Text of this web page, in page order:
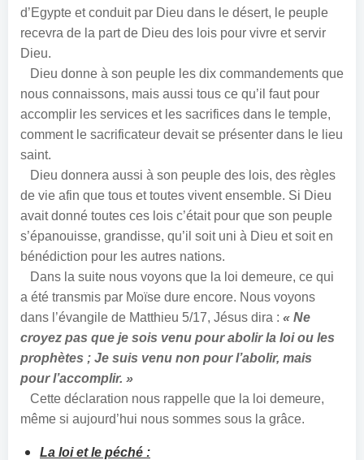
d’Egypte et conduit par Dieu dans le désert, le peuple
recevra de la part de Dieu des lois pour vivre et servir
Dieu.
Dieu donne à son peuple les dix commandements que
nous connaissons, mais aussi tous ce qu’il faut pour
accomplir les services et les sacrifices dans le temple,
comment le sacrificateur devait se présenter dans le lieu
saint.
Dieu donnera aussi à son peuple des lois, des règles
de vie afin que tous et toutes vivent ensemble. Si Dieu
avait donné toutes ces lois c’était pour que son peuple
s’épanouisse, grandisse, qu’il soit uni à Dieu et soit en
bénédiction pour les autres nations.
Dans la suite nous voyons que la loi demeure, ce qui
a été transmis par Moïse dure encore. Nous voyons
dans l’évangile de Matthieu 5/17, Jésus dira : « Ne
croyez pas que je sois venu pour abolir la loi ou les
prophètes ; Je suis venu non pour l’abolir, mais
pour l’accomplir. »
Cette déclaration nous rappelle que la loi demeure,
même si aujourd’hui nous sommes sous la grâce.
La loi et le péché :